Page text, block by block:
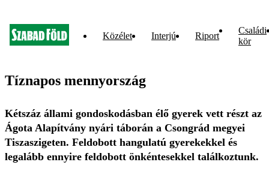
Közélet Interjú Riport
Családi
kör
Tíznapos mennyország
Kétszáz állami gondoskodásban élő gyerek vett részt az
Ágota Alapítvány nyári táborán a Csongrád megyei
Tiszaszigeten. Feldobott hangulatú gyerekekkel és
legalább ennyire feldobott önkéntesekkel találkoztunk.